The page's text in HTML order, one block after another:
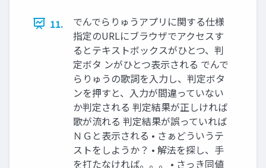
11.
でんでらりゅうアプリに関する仕様
指定のURLにブラウザでアクセスす
るとテキストボックスがひとつ、判
定ボタ ンがひとつ表示される でんで
らりゅうの歌詞を入力し、判定ボタ
ンを押すと、入力が間違っていない
か判定される 判定結果が正しければ
歌が流れる 判定結果が誤っていれば
ＮＧと表示される • さぁどういうテ
ストをしようか？ • 解法を探し、手
を打たなければ。。。 • さっき同値